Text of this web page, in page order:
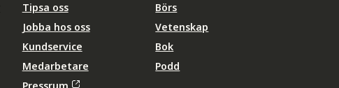
Tipsa oss
Jobba hos oss
Kundservice
Medarbetare
Börs
Vetenskap
Bok
Podd